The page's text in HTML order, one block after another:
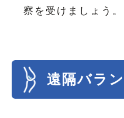
察を受けましょう。
遠隔バラ